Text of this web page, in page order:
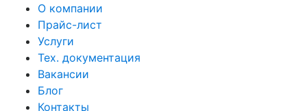
О компании
Прайс-лист
Услуги
Тех. документация
Вакансии
Блог
Контакты